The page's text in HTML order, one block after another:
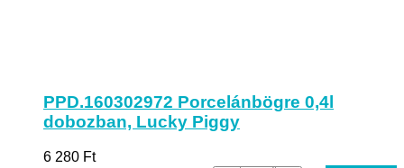
PPD.160302972 Porcelánbögre 0,4l
dobozban, Lucky Piggy
6 280 Ft